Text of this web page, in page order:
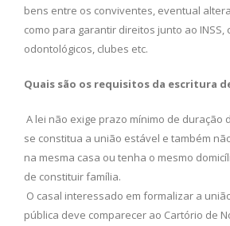
bens entre os conviventes, eventual
como para garantir direitos junto ao INSS,
odontológicos, clubes etc.
Quais são os requisitos da escritura
A lei não exige prazo mínimo de duração
se constitua a união estável e também
na mesma casa ou tenha o mesmo
de constituir família.
O casal interessado em formalizar a
pública deve comparecer ao Cartório de